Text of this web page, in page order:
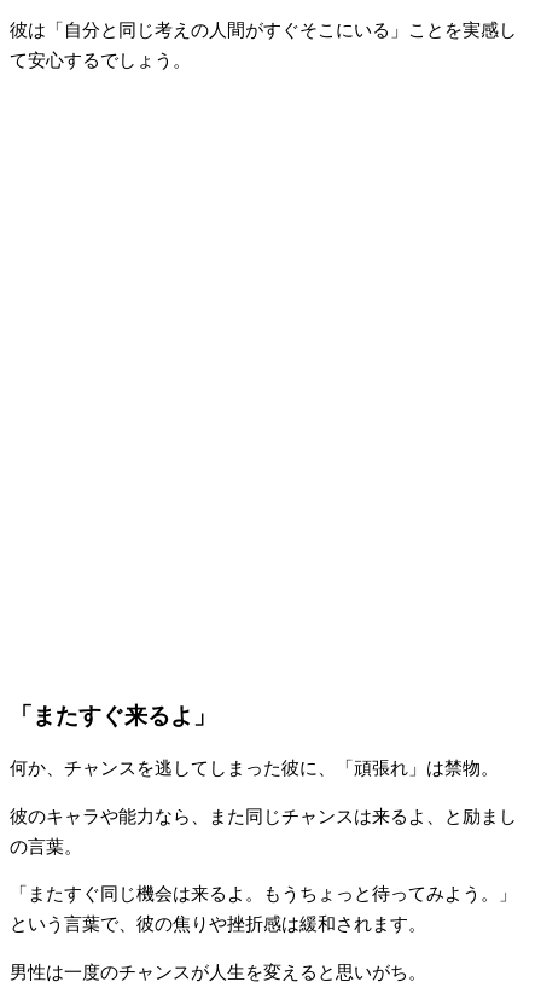
彼は「自分と同じ考えの人間がすぐそこにいる」ことを実感し
て安心するでしょう。
「またすぐ来るよ」
何か、チャンスを逃してしまった彼に、「頑張れ」は禁物。
彼のキャラや能力なら、また同じチャンスは来るよ、と励まし
の言葉。
「またすぐ同じ機会は来るよ。もうちょっと待ってみよう。」
という言葉で、彼の焦りや挫折感は緩和されます。
男性は一度のチャンスが人生を変えると思いがち。